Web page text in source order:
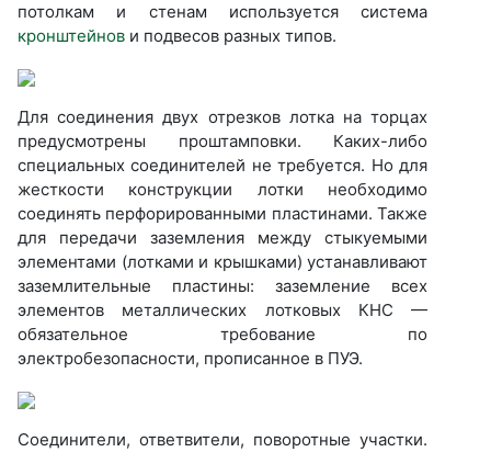
потолкам и стенам используется система
кронштейнов и подвесов разных типов.
Для соединения двух отрезков лотка на торцах
предусмотрены проштамповки. Каких-либо
специальных соединителей не требуется. Но для
жесткости конструкции лотки необходимо
соединять перфорированными пластинами. Также
для передачи заземления между стыкуемыми
элементами (лотками и крышками) устанавливают
заземлительные пластины: заземление всех
элементов металлических лотковых КНС —
обязательное требование по
электробезопасности, прописанное в ПУЭ.
Соединители, ответвители, поворотные участки.